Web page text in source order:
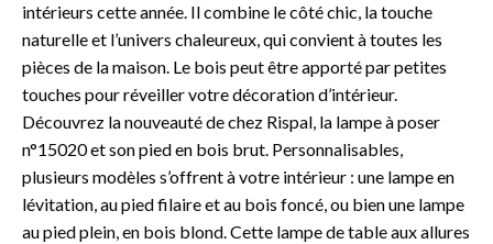
intérieurs cette année. Il combine le côté chic, la touche
naturelle et l’univers chaleureux, qui convient à toutes les
pièces de la maison. Le bois peut être apporté par petites
touches pour réveiller votre décoration d’intérieur.
Découvrez la nouveauté de chez Rispal, la lampe à poser
n°15020 et son pied en bois brut. Personnalisables,
plusieurs modèles s’offrent à votre intérieur : une lampe en
lévitation, au pied filaire et au bois foncé, ou bien une lampe
au pied plein, en bois blond. Cette lampe de table aux allures